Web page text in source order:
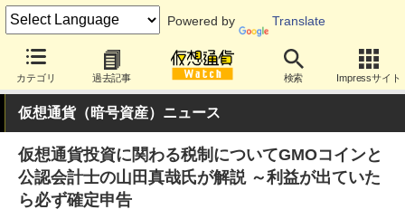
Powered by Translate
カテゴリ 過去記事 検索 Impressサイト
仮想通貨（暗号資産）ニュース
仮想通貨投資に関わる税制についてGMOコインと
公認会計士の山田真哉氏が解説 ～利益が出ていた
ら必ず確定申告